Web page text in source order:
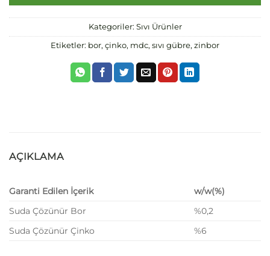
Kategoriler: Sıvı Ürünler
Etiketler: bor, çinko, mdc, sıvı gübre, zinbor
AÇIKLAMA
Garanti Edilen İçerik
w/w(%)
Suda Çözünür Bor
%0,2
Suda Çözünür Çinko
%6